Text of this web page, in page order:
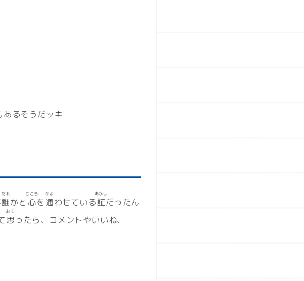
あるそうだッキ!
誰
だれ
かと 心
こころ
を 通
かよ
わせている証
あかし
だったん
思
おも
ったら、コメントやいいね、